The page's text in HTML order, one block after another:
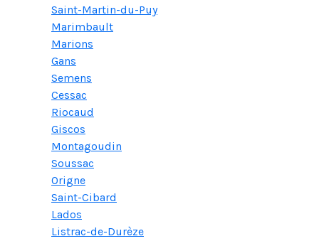
Saint-Martin-du-Puy
Marimbault
Marions
Gans
Semens
Cessac
Riocaud
Giscos
Montagoudin
Soussac
Origne
Saint-Cibard
Lados
Listrac-de-Durèze